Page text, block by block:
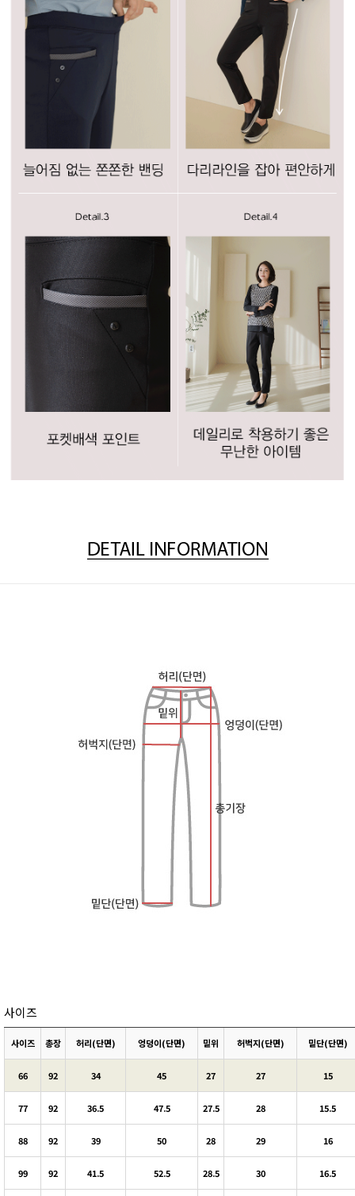
사이즈
사이즈 총장 허리(단면) 엉덩이(단면) 밑위 허벅지(단면) 밑단(단면)
66 92 34 45 27 27 15
77 92 36.5 47.5 27.5 28 15.5
88 92 39 50 28 29 16
99 92 41.5 52.5 28.5 30 16.5